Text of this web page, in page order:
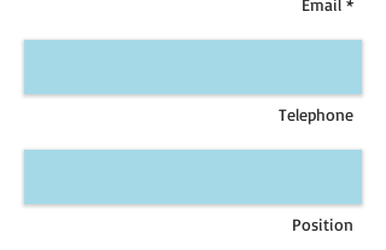
Email *
Telephone
Position